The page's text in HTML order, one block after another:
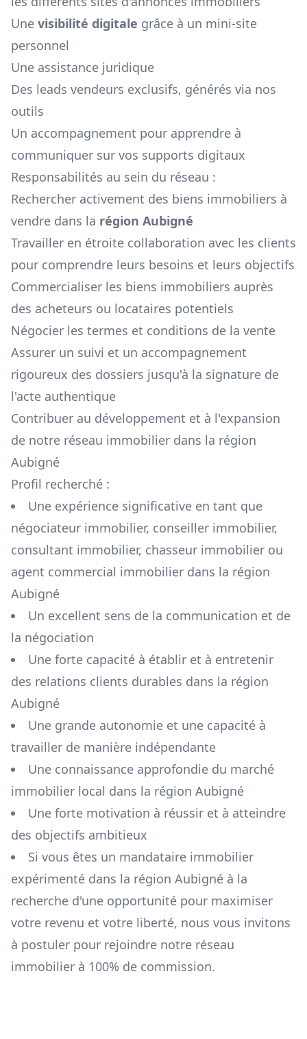
Une visibilité digitale grâce à un mini-site
personnel
Une assistance juridique
Des leads vendeurs exclusifs, générés via nos
outils
Un accompagnement pour apprendre à
communiquer sur vos supports digitaux
Responsabilités au sein du réseau :
Rechercher activement des biens immobiliers à
vendre dans la région Aubigné
Travailler en étroite collaboration avec les clients
pour comprendre leurs besoins et leurs objectifs
Commercialiser les biens immobiliers auprès
des acheteurs ou locataires potentiels
Négocier les termes et conditions de la vente
Assurer un suivi et un accompagnement
rigoureux des dossiers jusqu'à la signature de
l'acte authentique
Contribuer au développement et à l'expansion
de notre réseau immobilier dans la région
Aubigné
Profil recherché :
Une expérience significative en tant que
négociateur immobilier, conseiller immobilier,
consultant immobilier, chasseur immobilier ou
agent commercial immobilier dans la région
Aubigné
Un excellent sens de la communication et de
la négociation
Une forte capacité à établir et à entretenir
des relations clients durables dans la région
Aubigné
Une grande autonomie et une capacité à
travailler de manière indépendante
Une connaissance approfondie du marché
immobilier local dans la région Aubigné
Une forte motivation à réussir et à atteindre
des objectifs ambitieux
Si vous êtes un mandataire immobilier
expérimenté dans la région Aubigné à la
recherche d'une opportunité pour maximiser
votre revenu et votre liberté, nous vous invitons
à postuler pour rejoindre notre réseau
immobilier à 100% de commission.